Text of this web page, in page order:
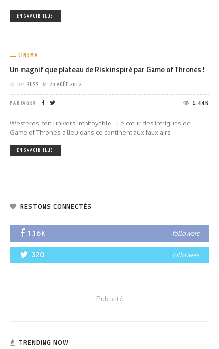
EN SAVOIR PLUS
CINÉMA
Un magnifique plateau de Risk inspiré par Game of Thrones !
par RUSS le 20 AOÛT 2012
PARTAGER 1.44K
Westeros, ton univers impitoyable... Le cœur des intrigues de
Game of Thrones a lieu dans ce continent aux faux airs
EN SAVOIR PLUS
RESTONS CONNECTÉS
1.16K followers
320 followers
- Publicité -
TRENDING NOW